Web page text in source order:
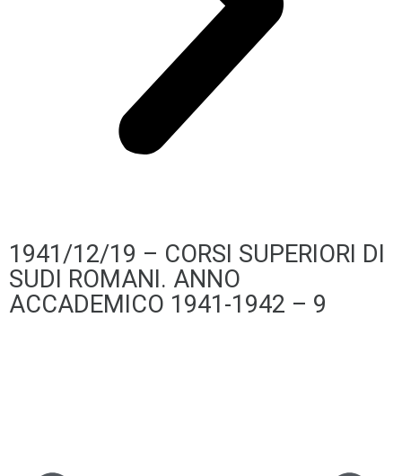
1941/12/19 – CORSI SUPERIORI DI
SUDI ROMANI. ANNO
ACCADEMICO 1941-1942 – 9